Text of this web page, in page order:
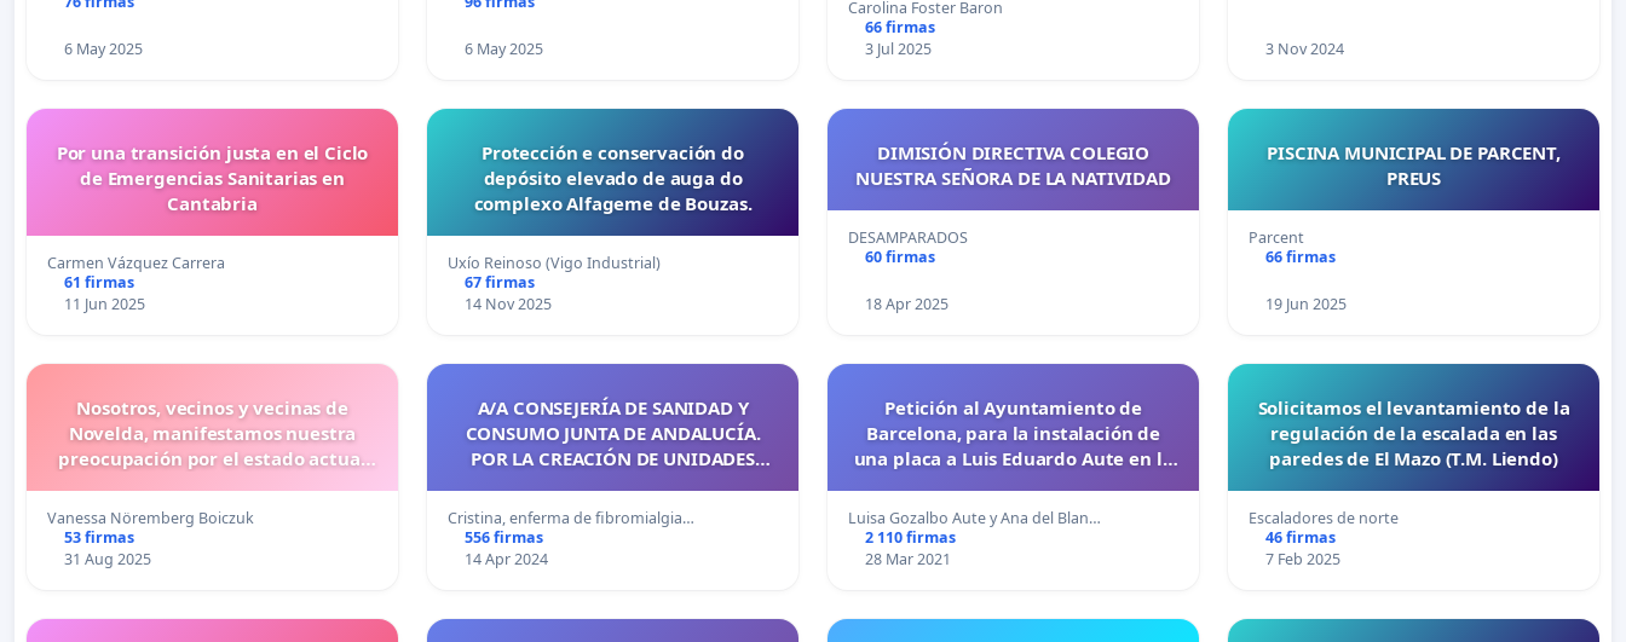
6 May 2025 6 May 2025
Carolina Foster Baron
66 firmas
3 Jul 2025
3 Nov 2024
Por una transición justa en el Ciclo
de Emergencias Sanitarias en
Cantabria
Carmen Vázquez Carrera
61 firmas
11 Jun 2025
Protección e conservación do
depósito elevado de auga do
complexo Alfageme de Bouzas.
Uxío Reinoso (Vigo Industrial)
67 firmas
14 Nov 2025
DIMISIÓN DIRECTIVA COLEGIO
NUESTRA SEÑORA DE LA NATIVIDAD
DESAMPARADOS
60 firmas
18 Apr 2025
PISCINA MUNICIPAL DE PARCENT,
PREUS
Parcent
66 firmas
19 Jun 2025
Nosotros, vecinos y vecinas de
Novelda, manifestamos nuestra
preocupación por el estado actual
Vanessa Nöremberg Boiczuk
53 firmas
31 Aug 2025
A/A CONSEJERÍA DE SANIDAD Y
CONSUMO JUNTA DE ANDALUCÍA.
POR LA CREACIÓN DE UNIDADES
EN LOS HOSPITALES PÚBLICOS DE
ANDALUCÍA
Cristina, enferma de fibromialgia…
556 firmas
14 Apr 2024
Petición al Ayuntamiento de
Barcelona, para la instalación de
una placa a Luis Eduardo Aute en la
Luisa Gozalbo Aute y Ana del Blan…
2 110 firmas
28 Mar 2021
Solicitamos el levantamiento de la
regulación de la escalada en las
paredes de El Mazo (T.M. Liendo)
Escaladores de norte
46 firmas
7 Feb 2025